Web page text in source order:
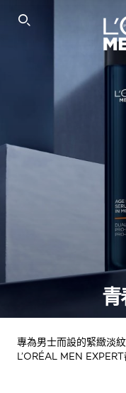
SEARCH THIS SITE
專為男士而設的緊緻淡
L’ORÉAL MEN